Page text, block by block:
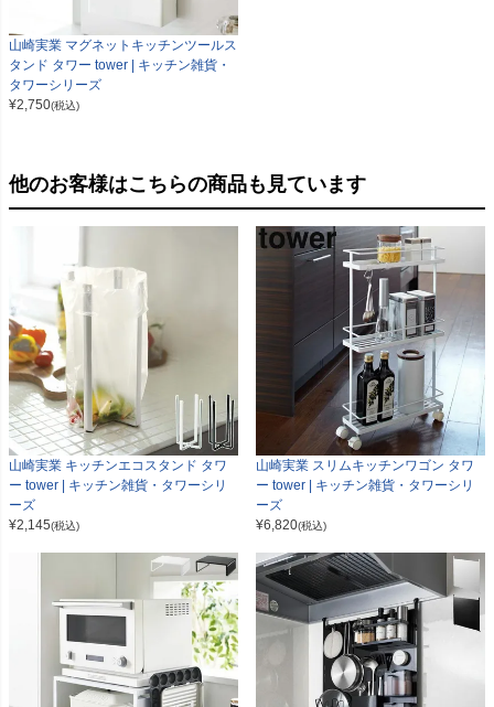
山崎実業 マグネットキッチンツールス
タンド タワー tower | キッチン雑貨・
タワーシリーズ
¥2,750(税込)
他のお客様はこちらの商品も見ています
山崎実業 キッチンエコスタンド タワ
ー tower | キッチン雑貨・タワーシリ
ーズ
¥2,145(税込)
山崎実業 スリムキッチンワゴン タワ
ー tower | キッチン雑貨・タワーシリ
ーズ
¥6,820(税込)